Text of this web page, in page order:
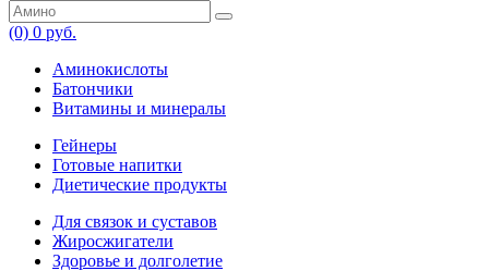
(0) 0 руб.
Аминокислоты
Батончики
Витамины и минералы
Гейнеры
Готовые напитки
Диетические продукты
Для связок и суставов
Жиросжигатели
Здоровье и долголетие